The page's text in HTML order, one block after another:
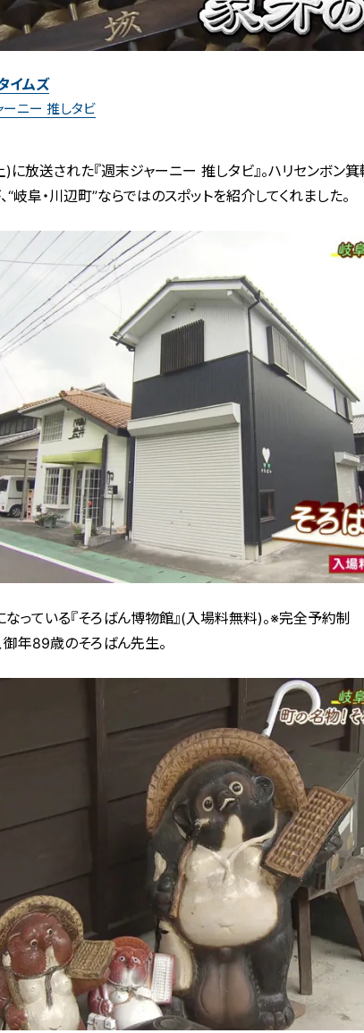
イムズ
ーニー 推しタビ
放送された『週末ジャーニー 推しタビ』。ハリセンボン
“岐阜・川辺町”ならではのスポットを紹介してくれました。
なっている『そろばん博物館』(入場料無料)。※完全予約制
御年89歳のそろばん先生。